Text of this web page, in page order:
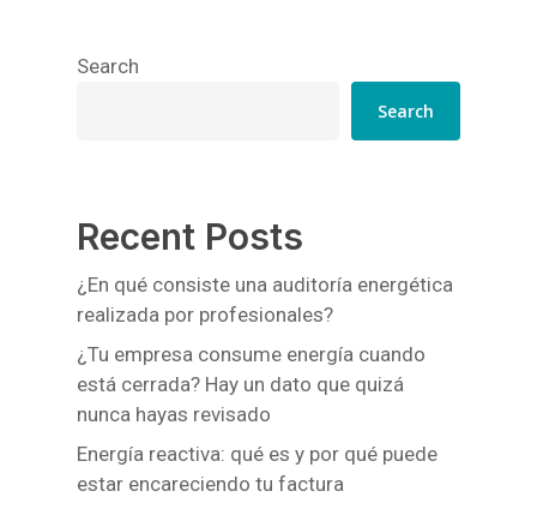
Search
Search
Recent Posts
¿En qué consiste una auditoría energética
realizada por profesionales?
¿Tu empresa consume energía cuando
está cerrada? Hay un dato que quizá
nunca hayas revisado
Energía reactiva: qué es y por qué puede
estar encareciendo tu factura